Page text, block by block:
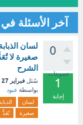
آخر الأسئلة
0
تصويتات
1
إجابة
لسان
صغيرة لا
الشرح
سُئل فبراير 27
بواسطة عبود
لسان
صغيرة
تُعَدُّ